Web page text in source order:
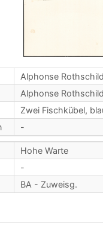
Alphonse Rothschild
Alphonse Rothschild
Zwei Fischkübel,
-
Hohe Warte
-
BA - Zuweisg.